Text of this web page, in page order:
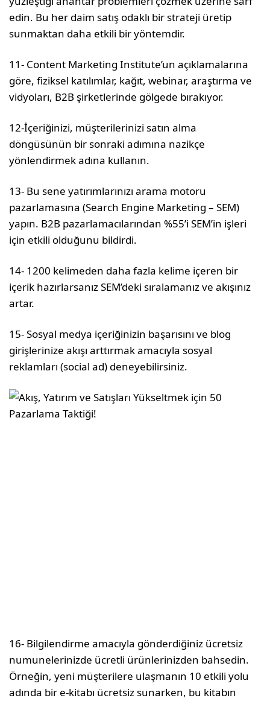
edin. Bu her daim satış odaklı bir strateji üretip
sunmaktan daha etkili bir yöntemdir.
11- Content Marketing Institute’un açıklamalarına
göre, fiziksel katılımlar, kağıt, webinar, araştırma ve
vidyoları, B2B şirketlerinde gölgede bırakıyor.
12-İçeriğinizi, müşterilerinizi satın alma
döngüsünün bir sonraki adımına nazikçe
yönlendirmek adına kullanın.
13- Bu sene yatırımlarınızı arama motoru
pazarlamasına (Search Engine Marketing – SEM)
yapın. B2B pazarlamacılarından %55’i SEM’in işleri
için etkili olduğunu bildirdi.
14- 1200 kelimeden daha fazla kelime içeren bir
içerik hazırlarsanız SEM’deki sıralamanız ve akışınız
artar.
15- Sosyal medya içeriğinizin başarısını ve blog
girişlerinize akışı arttırmak amacıyla sosyal
reklamları (social ad) deneyebilirsiniz.
16- Bilgilendirme amacıyla gönderdiğiniz ücretsiz
numunelerinizde ücretli ürünlerinizden bahsedin.
Örneğin, yeni müşterilere ulaşmanın 10 etkili yolu
adında bir e-kitabı ücretsiz sunarken, bu kitabın